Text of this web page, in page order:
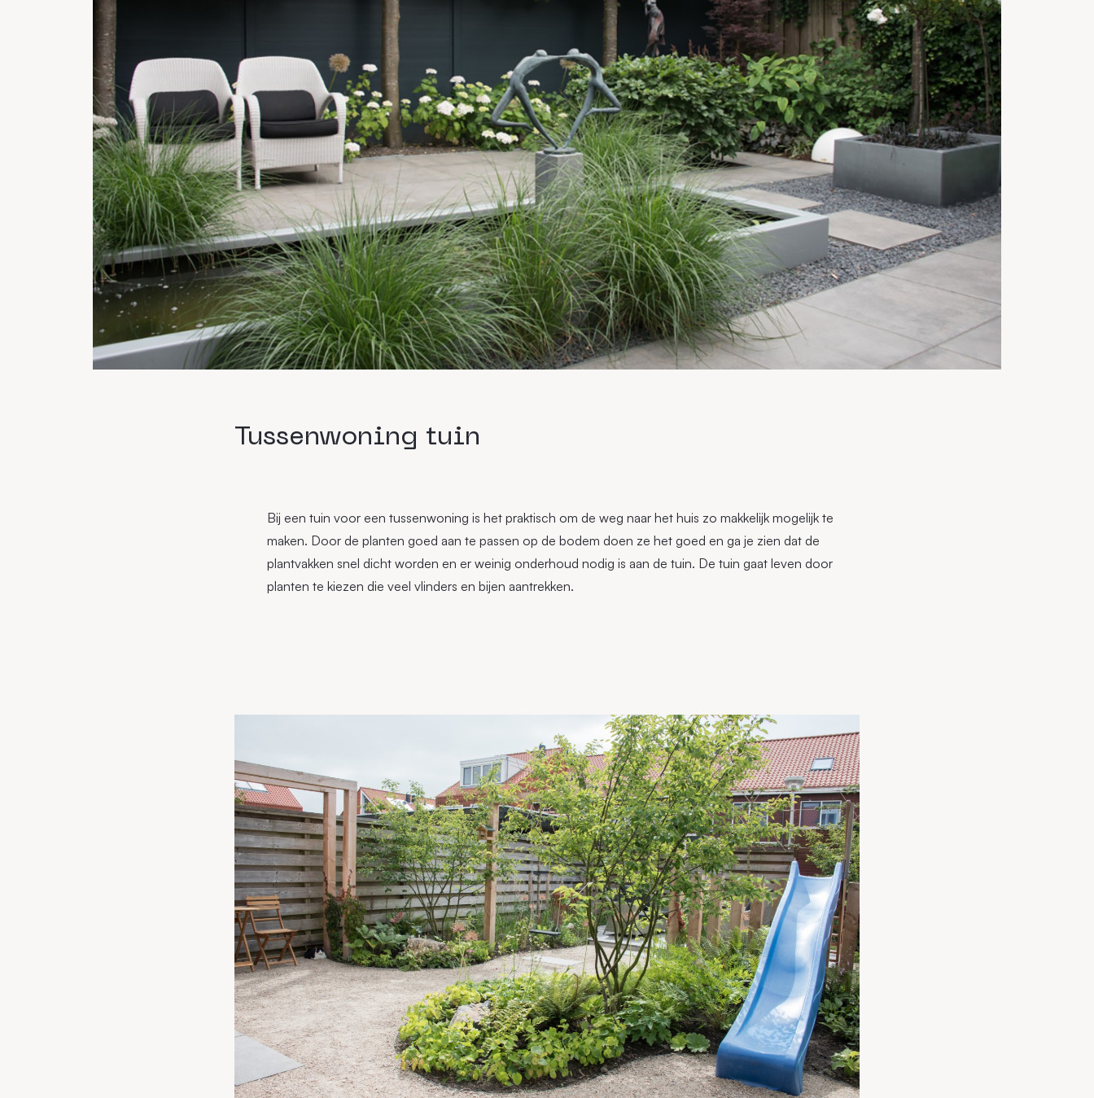
Tussenwoning tuin
Bij een tuin voor een tussenwoning is het praktisch om de weg naar het huis zo makkelijk mogelijk te
maken. Door de planten goed aan te passen op de bodem doen ze het goed en ga je zien dat de
plantvakken snel dicht worden en er weinig onderhoud nodig is aan de tuin. De tuin gaat leven door
planten te kiezen die veel vlinders en bijen aantrekken.